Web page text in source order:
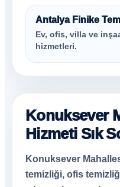
Antalya Finike
Ev, ofis, villa ve
hizmetleri.
Konuksever
Hizmeti Sık
Konuksever
temizliği, ofis